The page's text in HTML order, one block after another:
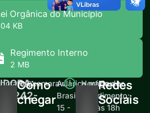
Orgânica do Município
KB
Regimento Interno
2 MB
Como
chegar
Av.
Brasil,
15 -
Horário de
atendimento:
12h às 18h
Redes
Sociais